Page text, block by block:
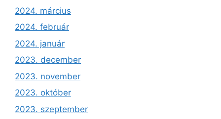
2024. március
2024. február
2024. január
2023. december
2023. november
2023. október
2023. szeptember